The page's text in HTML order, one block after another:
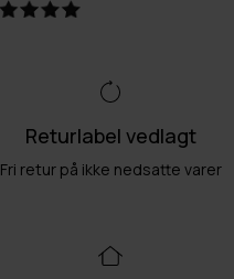
Returlabel vedlagt
Fri retur på ikke nedsatte varer